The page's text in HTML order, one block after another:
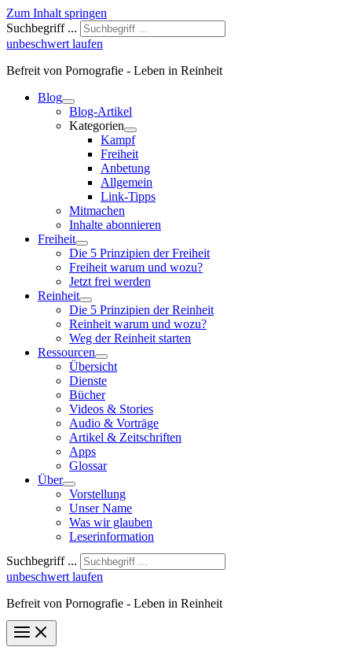
Zum Inhalt springen
Suchbegriff ...
unbeschwert laufen
Befreit von Pornografie - Leben in Reinheit
Blog
Blog-Artikel
Kategorien
Kampf
Freiheit
Anbetung
Allgemein
Link-Tipps
Mitmachen
Inhalte abonnieren
Freiheit
Die 5 Prinzipien der Freiheit
Freiheit warum und wozu?
Jetzt frei werden
Reinheit
Die 5 Prinzipien der Reinheit
Reinheit warum und wozu?
Weg der Reinheit starten
Ressourcen
Übersicht
Dienste
Bücher
Videos & Stories
Audio & Vorträge
Artikel & Zeitschriften
Apps
Glossar
Über
Vorstellung
Unser Name
Was wir glauben
Leser­infor­mation
Suchbegriff ...
unbeschwert laufen
Befreit von Pornografie - Leben in Reinheit